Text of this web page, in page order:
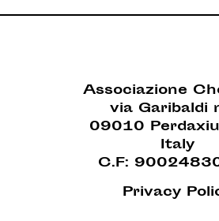
Associazione
via Garibaldi
09010
Italy
C.F:
Privacy